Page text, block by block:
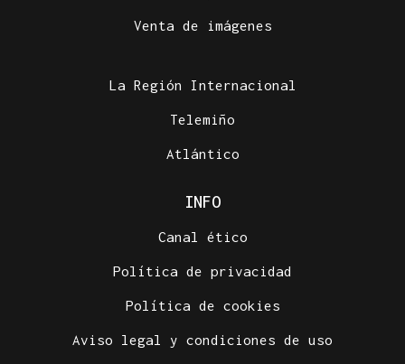
Venta de imágenes
La Región Internacional
Telemiño
Atlántico
INFO
Canal ético
Política de privacidad
Política de cookies
Aviso legal y condiciones de uso